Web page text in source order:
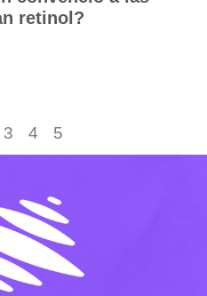
retinol?
3 4 5